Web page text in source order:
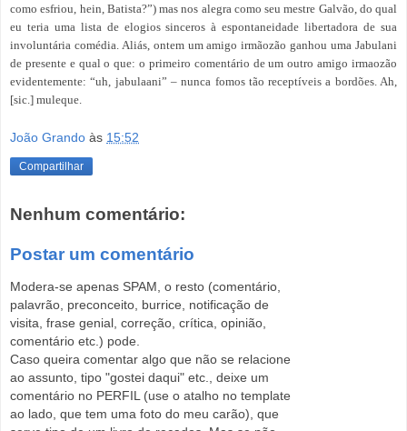
como esfriou, hein, Batista?”) mas nos alegra como seu mestre Galvão, do qual
eu teria uma lista de elogios sinceros à espontaneidade libertadora de sua
involuntária comédia. Aliás, ontem um amigo irmãozão ganhou uma Jabulani
de presente e qual o que: o primeiro comentário de um outro amigo irmaozão
evidentemente: “uh, jabulaani” – nunca fomos tão receptíveis a bordões. Ah,
[sic.] muleque.
João Grando às 15:52
Compartilhar
Nenhum comentário:
Postar um comentário
Modera-se apenas SPAM, o resto (comentário,
palavrão, preconceito, burrice, notificação de
visita, frase genial, correção, crítica, opinião,
comentário etc.) pode.
Caso queira comentar algo que não se relacione
ao assunto, tipo "gostei daqui" etc., deixe um
comentário no PERFIL (use o atalho no template
ao lado, que tem uma foto do meu carão), que